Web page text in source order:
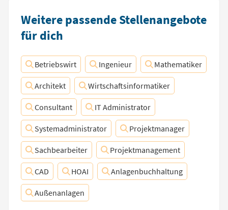
Weitere passende Stellenangebote
für dich
Betriebswirt Ingenieur Mathematiker
Architekt Wirtschaftsinformatiker
Consultant IT Administrator
Systemadministrator Projektmanager
Sachbearbeiter Projektmanagement
CAD HOAI Anlagenbuchhaltung
Außenanlagen